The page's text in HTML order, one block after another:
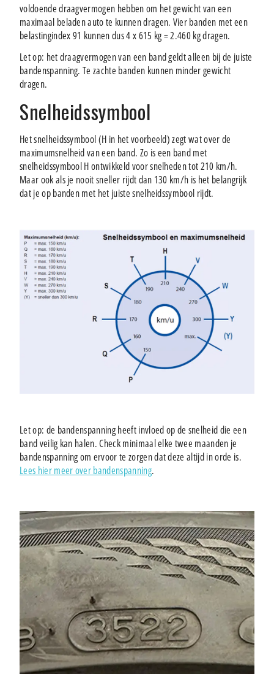
voldoende draagvermogen hebben om het gewicht van een
maximaal beladen auto te kunnen dragen. Vier banden met een
belastingindex 91 kunnen dus 4 x 615 kg = 2.460 kg dragen.
Let op: het draagvermogen van een band geldt alleen bij de juiste
bandenspanning. Te zachte banden kunnen minder gewicht
dragen.
Snelheidssymbool
Het snelheidssymbool (H in het voorbeeld) zegt wat over de
maximumsnelheid van een band. Zo is een band met
snelheidssymbool H ontwikkeld voor snelheden tot 210 km/h.
Maar ook als je nooit sneller rijdt dan 130 km/h is het belangrijk
dat je op banden met het juiste snelheidssymbool rijdt.
Let op: de bandenspanning heeft invloed op de snelheid die een
band veilig kan halen. Check minimaal elke twee maanden je
bandenspanning om ervoor te zorgen dat deze altijd in orde is.
Lees hier meer over bandenspanning.